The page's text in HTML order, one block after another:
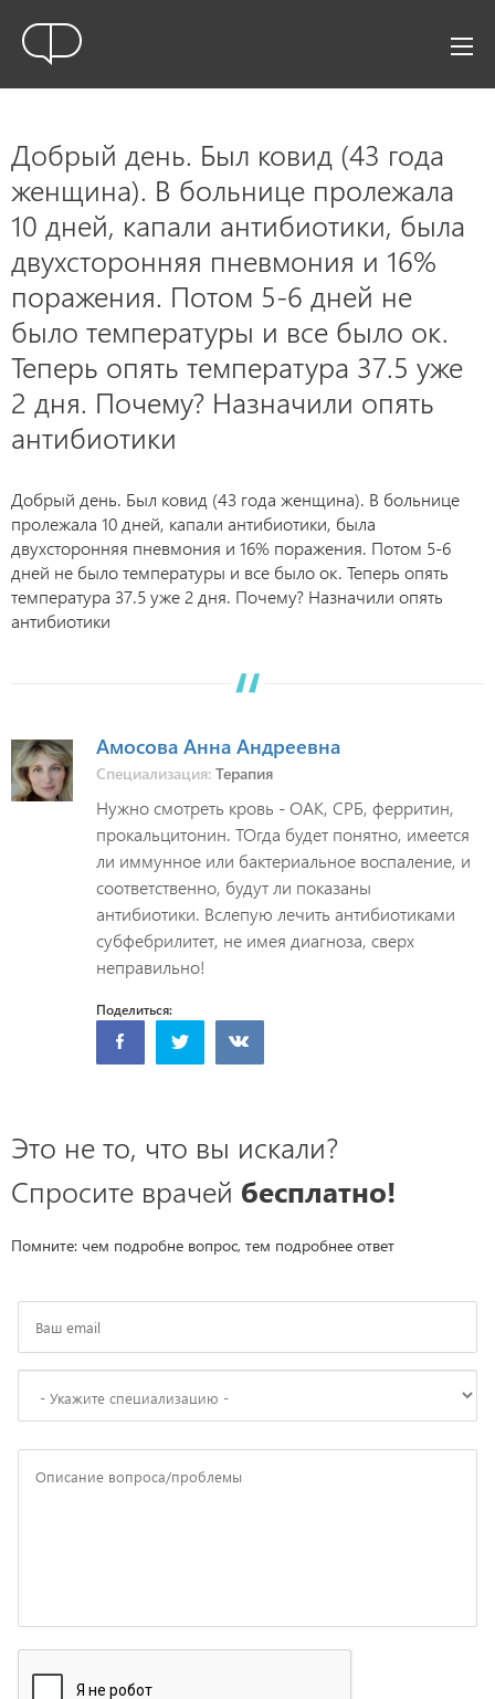
Добрый день. Был ковид (43 года
женщина). В больнице пролежала
10 дней, капали антибиотики, была
двухсторонняя пневмония и 16%
поражения. Потом 5-6 дней не
было температуры и все было ок.
Теперь опять температура 37.5 уже
2 дня. Почему? Назначили опять
антибиотики
Добрый день. Был ковид (43 года женщина). В больнице
пролежала 10 дней, капали антибиотики, была
двухсторонняя пневмония и 16% поражения. Потом 5-6
дней не было температуры и все было ок. Теперь опять
температура 37.5 уже 2 дня. Почему? Назначили опять
антибиотики
Амосова Анна Андреевна
Специализация: Терапия
Нужно смотреть кровь - ОАК, СРБ, ферритин,
прокальцитонин. ТОгда будет понятно, имеется
ли иммунное или бактериальное воспаление, и
соответственно, будут ли показаны
антибиотики. Вслепую лечить антибиотиками
субфебрилитет, не имея диагноза, сверх
неправильно!
Поделиться:
Это не то, что вы искали?
Спросите врачей бесплатно!
Помните: чем подробне вопрос, тем подробнее ответ